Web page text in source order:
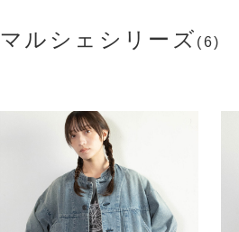
マルシェシリーズ (6)